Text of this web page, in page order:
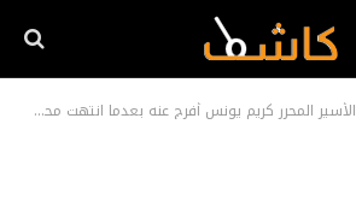
الأسير المحرر كريم يونس أُفرج عنه بعدما انتهت محكوميته وليس في صفقة تبادل